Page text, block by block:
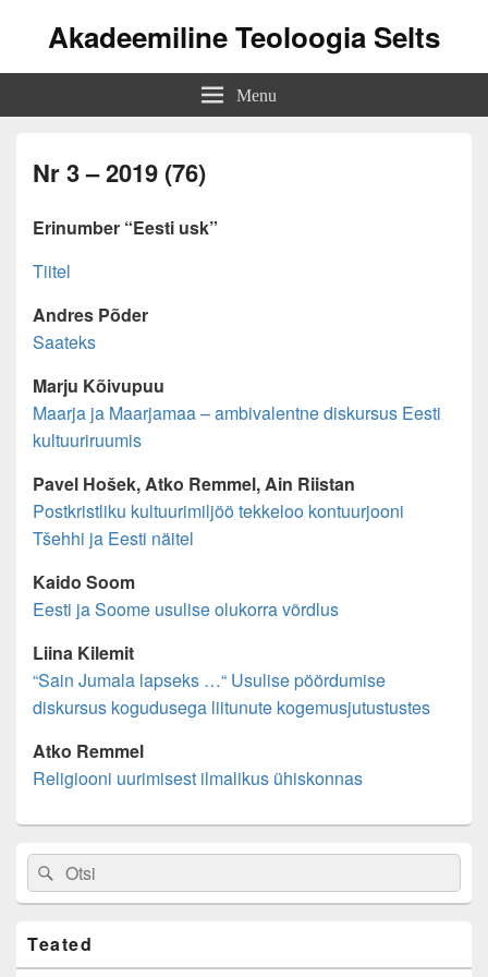
Akadeemiline Teoloogia Selts
Menu
Nr 3 – 2019 (76)
Erinumber “Eesti usk”
Tiitel
Andres Põder
Saateks
Marju Kõivupuu
Maarja ja Maarjamaa – ambivalentne diskursus Eesti
kultuuriruumis
Pavel Hošek, Atko Remmel, Ain Riistan
Postkristliku kultuurimiljöö tekkeloo kontuurjooni
Tšehhi ja Eesti näitel
Kaido Soom
Eesti ja Soome usulise olukorra võrdlus
Liina Kilemit
“Sain Jumala lapseks …“ Usulise pöördumise
diskursus kogudusega liitunute kogemusjutustustes
Atko Remmel
Religiooni uurimisest ilmalikus ühiskonnas
Primary
Sidebar
Widget
Area
Search
for:
Search
Teated